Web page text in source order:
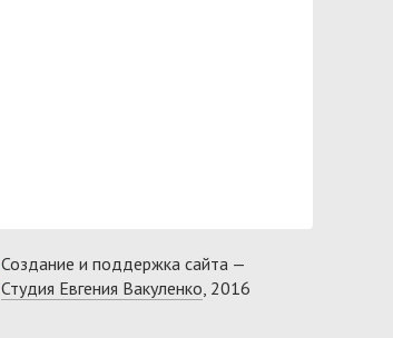
Создание и поддержка сайта —
Студия Евгения Вакуленко, 2016